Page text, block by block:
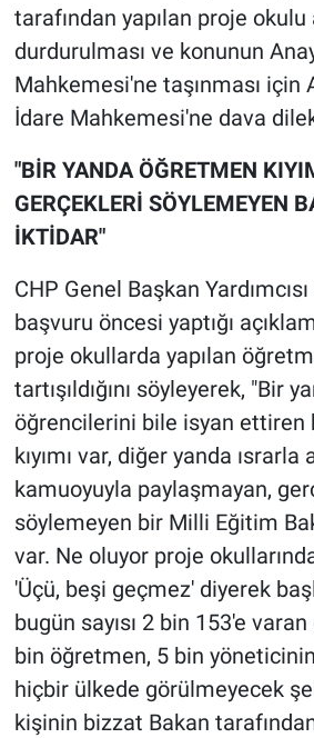
tarafından yapılan proje okulu
durdurulması ve konunun
Mahkemesi'ne taşınması için
İdare Mahkemesi'ne dava
"BİR YANDA ÖĞRETMEN
GERÇEKLERİ SÖYLEMEYEN
İKTİDAR"
CHP Genel Başkan
başvuru öncesi yaptığı
proje okullarda yapılan
tartışıldığını söyleyerek, "Bir
öğrencilerini bile isyan ettiren
kıyımı var, diğer yanda ısrarla
kamuoyuyla paylaşmayan,
söylemeyen bir Milli Eğitim
var. Ne oluyor proje
'Üçü, beşi geçmez' diyerek
bugün sayısı 2 bin 153'e
bin öğretmen, 5 bin
hiçbir ülkede görülmeyecek
kişinin bizzat Bakan
Haber
İlan
Kimdir
Koronavirüs
Kültür Sanat
Ne demişti
Nedir
Popüler
Programlar
Sağlık
Spor
Teknoloji
Türkiye'nin Geleceği